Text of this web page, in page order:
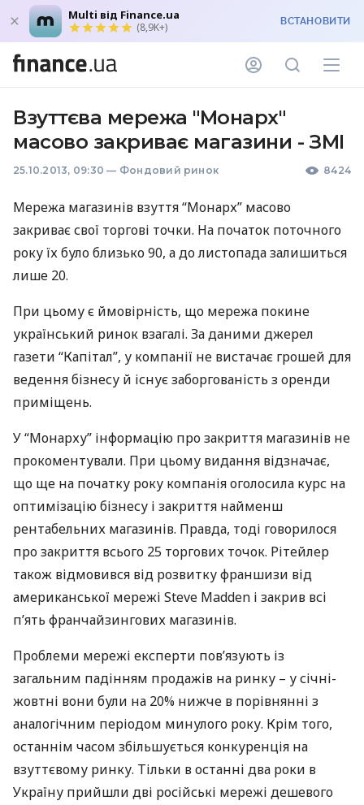
Multi від Finance.ua
(8,9K+) ВСТАНОВИТИ
Взуттєва мережа "Монарх"
масово закриває магазини - ЗМІ
25.10.2013, 09:30 — Фондовий ринок 8424
Мережа магазинів взуття “Монарх” масово
закриває свої торгові точки. На початок поточного
року їх було близько 90, а до листопада залишиться
лише 20.
При цьому є ймовірність, що мережа покине
український ринок взагалі. За даними джерел
газети “Капітал”, у компанії не вистачає грошей для
ведення бізнесу й існує заборгованість з оренди
приміщень.
У “Монарху” інформацію про закриття магазинів не
прокоментували. При цьому видання відзначає,
що ще на початку року компанія оголосила курс на
оптимізацію бізнесу і закриття найменш
рентабельних магазинів. Правда, тоді говорилося
про закриття всього 25 торгових точок. Рітейлер
також відмовився від розвитку франшизи від
американської мережі Steve Madden і закрив всі
п’ять франчайзингових магазинів.
Проблеми мережі експерти пов’язують із
загальним падінням продажів на ринку – у січні-
жовтні вони були на 20% нижче в порівнянні з
аналогічним періодом минулого року. Крім того,
останнім часом збільшується конкуренція на
взуттєвому ринку. Тільки в останні два роки в
Україну прийшли дві російські мережі дешевого